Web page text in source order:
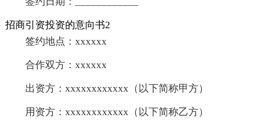
招商引资投资的意向书2
签约地点：xxxxxx
合作双方：xxxxxx
出资方：xxxxxxxxxxxx（以下简称甲方）
用资方：xxxxxxxxxxxx（以下简称乙方）